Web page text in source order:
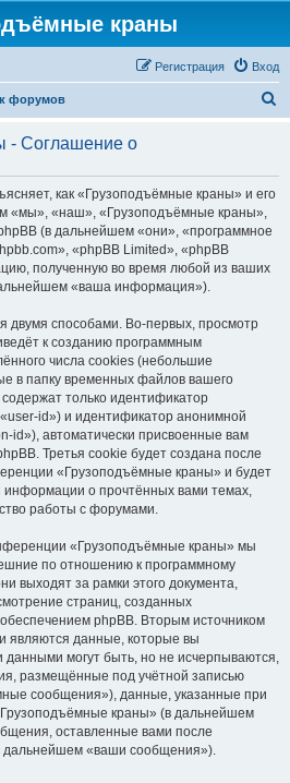
краны
Вход
Регистрация
форумов
с
- Соглашение о
как «Грузоподъёмные краны» и его
«мы», «наш», «Грузоподъёмные краны»,
(в дальнейшем «они», «программное
«phpBB Limited», «phpBB
полученную во время любой из ваших
«ваша информация»).
двумя способами. Во-первых, просмотр
к созданию программным
числа cookies (небольшие
в папку временных файлов вашего
только идентификатор
id») и идентификатор анонимной
id»), автоматически присвоенные вам
Третья cookie будет создана после
«Грузоподъёмные краны» и будет
информации о прочтённых вами темах,
работы с форумами.
«Грузоподъёмные краны» мы
по отношению к программному
выходят за рамки этого документа,
страниц, созданных
phpBB. Вторым источником
являются данные, которые вы
могут быть, но не исчерпываются,
размещённые под учётной записью
сообщения»), данные, указанные при
краны» (в дальнейшем
оставленные вами после
дальнейшем «ваши сообщения»).